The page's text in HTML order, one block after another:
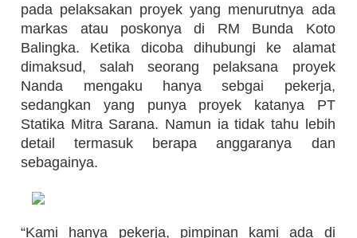
pada pelaksakan proyek yang menurutnya ada
markas atau poskonya di RM Bunda Koto
Balingka. Ketika dicoba dihubungi ke alamat
dimaksud, salah seorang pelaksana proyek
Nanda mengaku hanya sebgai pekerja,
sedangkan yang punya proyek katanya PT
Statika Mitra Sarana. Namun ia tidak tahu lebih
detail termasuk berapa anggaranya dan
sebagainya.
“Kami hanya pekerja, pimpinan kami ada di